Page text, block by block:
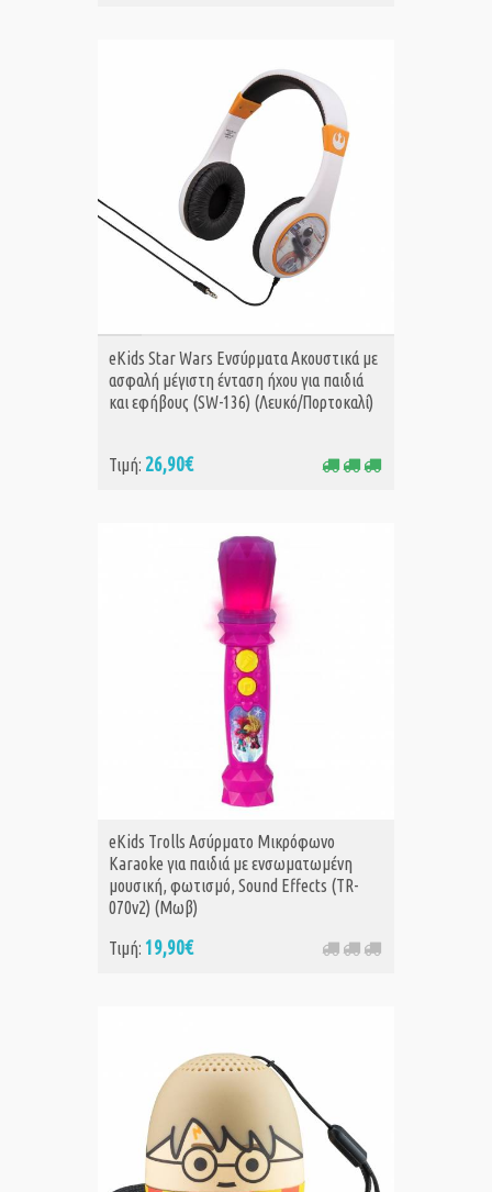
ΑΓΟΡΑ
eKids Star Wars Ενσύρματα Ακουστικά με
ασφαλή μέγιστη ένταση ήχου για παιδιά
και εφήβους (SW-136) (Λευκό/Πορτοκαλί)
Τιμή: 26,90€
eKids Trolls Ασύρματο Μικρόφωνο
Karaoke για παιδιά με ενσωματωμένη
μουσική, φωτισμό, Sound Effects (TR-
070v2) (Μωβ)
Τιμή: 19,90€